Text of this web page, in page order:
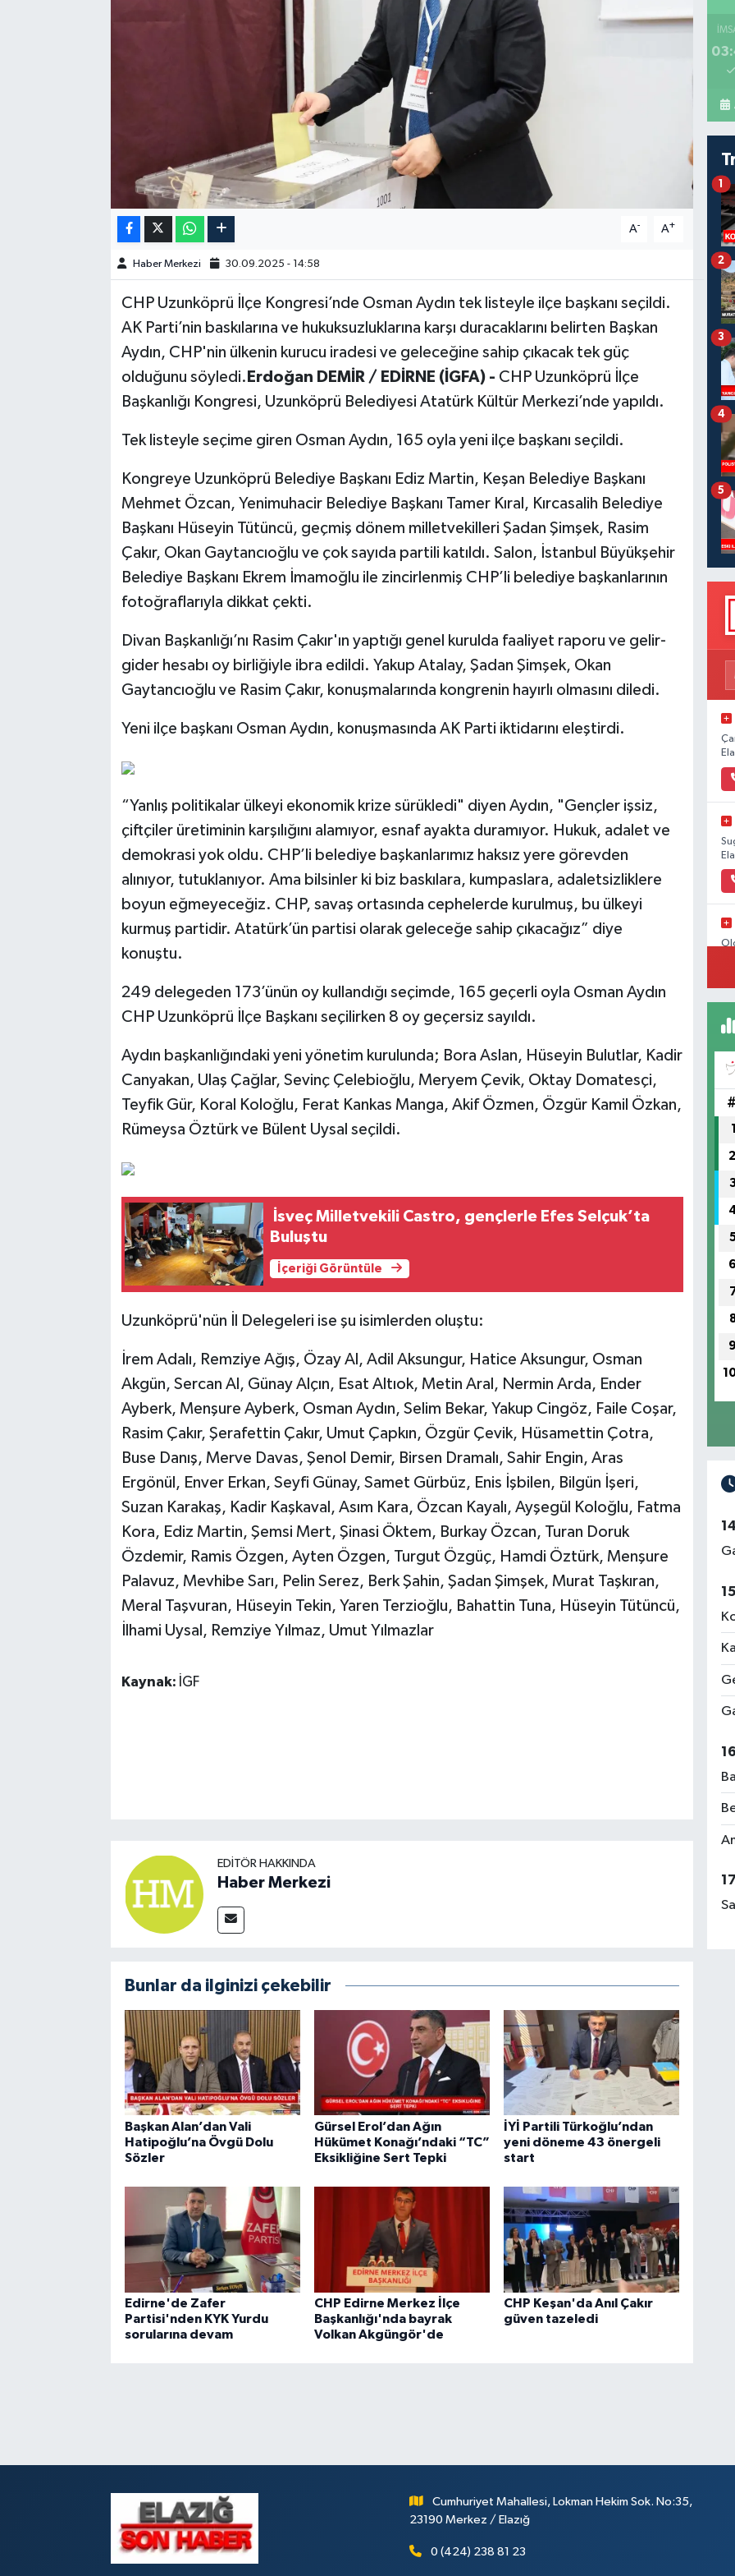
A- A+
Haber Merkezi 30.09.2025 - 14:58
CHP Uzunköprü İlçe Kongresi’nde Osman Aydın tek listeyle ilçe başkanı seçildi.
AK Parti’nin baskılarına ve hukuksuzluklarına karşı duracaklarını belirten Başkan
Aydın, CHP'nin ülkenin kurucu iradesi ve geleceğine sahip çıkacak tek güç
olduğunu söyledi. Erdoğan DEMİR / EDİRNE (İGFA) - CHP Uzunköprü İlçe
Başkanlığı Kongresi, Uzunköprü Belediyesi Atatürk Kültür Merkezi’nde yapıldı.
Tek listeyle seçime giren Osman Aydın, 165 oyla yeni ilçe başkanı seçildi.
Kongreye Uzunköprü Belediye Başkanı Ediz Martin, Keşan Belediye Başkanı
Mehmet Özcan, Yenimuhacir Belediye Başkanı Tamer Kıral, Kırcasalih Belediye
Başkanı Hüseyin Tütüncü, geçmiş dönem milletvekilleri Şadan Şimşek, Rasim
Çakır, Okan Gaytancıoğlu ve çok sayıda partili katıldı. Salon, İstanbul Büyükşehir
Belediye Başkanı Ekrem İmamoğlu ile zincirlenmiş CHP’li belediye başkanlarının
fotoğraflarıyla dikkat çekti.
Divan Başkanlığı’nı Rasim Çakır'ın yaptığı genel kurulda faaliyet raporu ve gelir-
gider hesabı oy birliğiyle ibra edildi. Yakup Atalay, Şadan Şimşek, Okan
Gaytancıoğlu ve Rasim Çakır, konuşmalarında kongrenin hayırlı olmasını diledi.
Yeni ilçe başkanı Osman Aydın, konuşmasında AK Parti iktidarını eleştirdi.
“Yanlış politikalar ülkeyi ekonomik krize sürükledi" diyen Aydın, "Gençler işsiz,
çiftçiler üretiminin karşılığını alamıyor, esnaf ayakta duramıyor. Hukuk, adalet ve
demokrasi yok oldu. CHP’li belediye başkanlarımız haksız yere görevden
alınıyor, tutuklanıyor. Ama bilsinler ki biz baskılara, kumpaslara, adaletsizliklere
boyun eğmeyeceğiz. CHP, savaş ortasında cephelerde kurulmuş, bu ülkeyi
kurmuş partidir. Atatürk’ün partisi olarak geleceğe sahip çıkacağız” diye
konuştu.
249 delegeden 173’ünün oy kullandığı seçimde, 165 geçerli oyla Osman Aydın
CHP Uzunköprü İlçe Başkanı seçilirken 8 oy geçersiz sayıldı.
Aydın başkanlığındaki yeni yönetim kurulunda; Bora Aslan, Hüseyin Bulutlar, Kadir
Canyakan, Ulaş Çağlar, Sevinç Çelebioğlu, Meryem Çevik, Oktay Domatesçi,
Teyfik Gür, Koral Koloğlu, Ferat Kankas Manga, Akif Özmen, Özgür Kamil Özkan,
Rümeysa Öztürk ve Bülent Uysal seçildi.
İsveç Milletvekili Castro, gençlerle Efes Selçuk’ta
Buluştu
İçeriği Görüntüle
Uzunköprü'nün İl Delegeleri ise şu isimlerden oluştu:
İrem Adalı, Remziye Ağış, Özay Al, Adil Aksungur, Hatice Aksungur, Osman
Akgün, Sercan Al, Günay Alçın, Esat Altıok, Metin Aral, Nermin Arda, Ender
Ayberk, Menşure Ayberk, Osman Aydın, Selim Bekar, Yakup Cingöz, Faile Coşar,
Rasim Çakır, Şerafettin Çakır, Umut Çapkın, Özgür Çevik, Hüsamettin Çotra,
Buse Danış, Merve Davas, Şenol Demir, Birsen Dramalı, Sahir Engin, Aras
Ergönül, Enver Erkan, Seyfi Günay, Samet Gürbüz, Enis İşbilen, Bilgün İşeri,
Suzan Karakaş, Kadir Kaşkaval, Asım Kara, Özcan Kayalı, Ayşegül Koloğlu, Fatma
Kora, Ediz Martin, Şemsi Mert, Şinasi Öktem, Burkay Özcan, Turan Doruk
Özdemir, Ramis Özgen, Ayten Özgen, Turgut Özgüç, Hamdi Öztürk, Menşure
Palavuz, Mevhibe Sarı, Pelin Serez, Berk Şahin, Şadan Şimşek, Murat Taşkıran,
Meral Taşvuran, Hüseyin Tekin, Yaren Terzioğlu, Bahattin Tuna, Hüseyin Tütüncü,
İlhami Uysal, Remziye Yılmaz, Umut Yılmazlar
Kaynak: İGF
EDITÖR HAKKINDA
Haber Merkezi
Bunlar da ilginizi çekebilir
Başkan Alan’dan Vali
Hatipoğlu’na Övgü Dolu
Sözler
Gürsel Erol’dan Ağın
Hükümet Konağı’ndaki “TC”
Eksikliğine Sert Tepki
İYİ Partili Türkoğlu’ndan
yeni döneme 43 önergeli
start
Edirne'de Zafer
Partisi'nden KYK Yurdu
sorularına devam
CHP Edirne Merkez İlçe
Başkanlığı'nda bayrak
Volkan Akgüngör'de
CHP Keşan'da Anıl Çakır
güven tazeledi
1
2
3
4
5
#
1
2
6
9
Cumhuriyet Mahallesi, Lokman Hekim Sok. No:35,
23190 Merkez / Elazığ
0 (424) 238 81 23
ÖZEL HABER